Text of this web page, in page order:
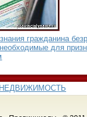
гражданина
для
НЕДВИЖИМОСТЬ